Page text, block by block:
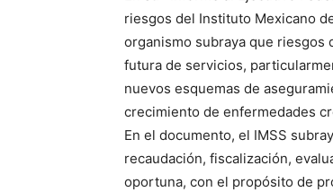
riesgos del Instituto Mexicano
organismo subraya que riesgos
futura de servicios,
nuevos esquemas de
crecimiento de enfermedades
En el documento, el IMSS
recaudación, fiscalización,
oportuna, con el propósito de